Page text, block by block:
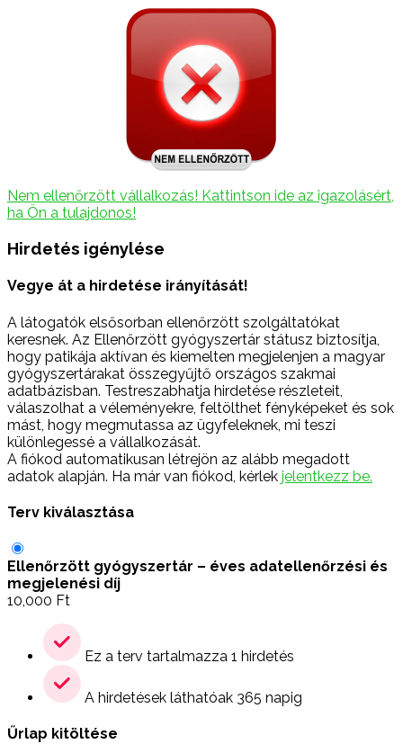
Nem ellenőrzött vállalkozás! Kattintson ide az igazolásért,
ha Ön a tulajdonos!
Hirdetés igénylése
Vegye át a hirdetése irányítását!
A látogatók elsősorban ellenőrzött szolgáltatókat
keresnek. Az Ellenőrzött gyógyszertár státusz biztosítja,
hogy patikája aktívan és kiemelten megjelenjen a magyar
gyógyszertárakat összegyűjtő országos szakmai
adatbázisban. Testreszabhatja hirdetése részleteit,
válaszolhat a véleményekre, feltölthet fényképeket és sok
mást, hogy megmutassa az ügyfeleknek, mi teszi
különlegessé a vállalkozását.
A fiókod automatikusan létrejön az alább megadott
adatok alapján. Ha már van fiókod, kérlek jelentkezz be.
Terv kiválasztása
Ellenőrzött gyógyszertár – éves adatellenőrzési és
megjelenési díj
10,000 Ft
Ez a terv tartalmazza 1 hirdetés
A hirdetések láthatóak 365 napig
Űrlap kitöltése